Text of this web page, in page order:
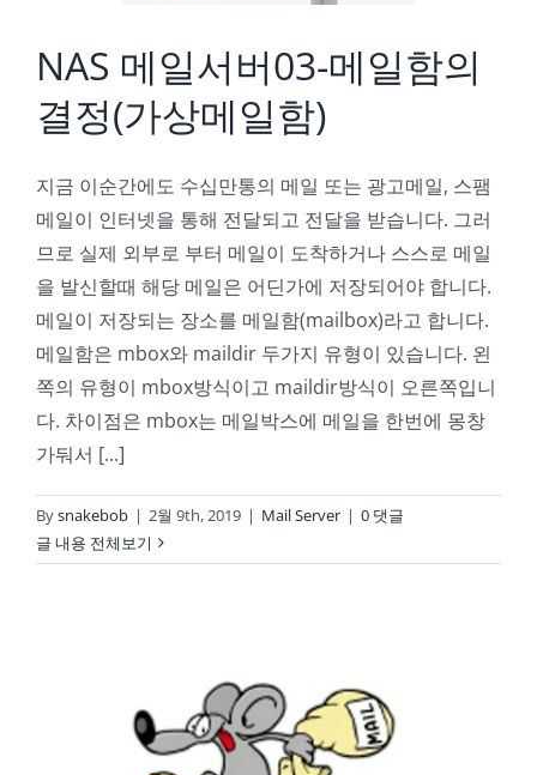
NAS 메일서버03-메일함의
결정(가상메일함)
지금 이순간에도 수십만통의 메일 또는 광고메일, 스팸
메일이 인터넷을 통해 전달되고 전달을 받습니다. 그러
므로 실제 외부로 부터 메일이 도착하거나 스스로 메일
을 발신할때 해당 메일은 어딘가에 저장되어야 합니다.
메일이 저장되는 장소를 메일함(mailbox)라고 합니다.
메일함은 mbox와 maildir 두가지 유형이 있습니다. 왼
쪽의 유형이 mbox방식이고 maildir방식이 오른쪽입니
다. 차이점은 mbox는 메일박스에 메일을 한번에 몽창
가둬서 [...]
Bysnakebob | 2월 9th, 2019 | Mail Server | 0 댓글
글 내용 전체보기